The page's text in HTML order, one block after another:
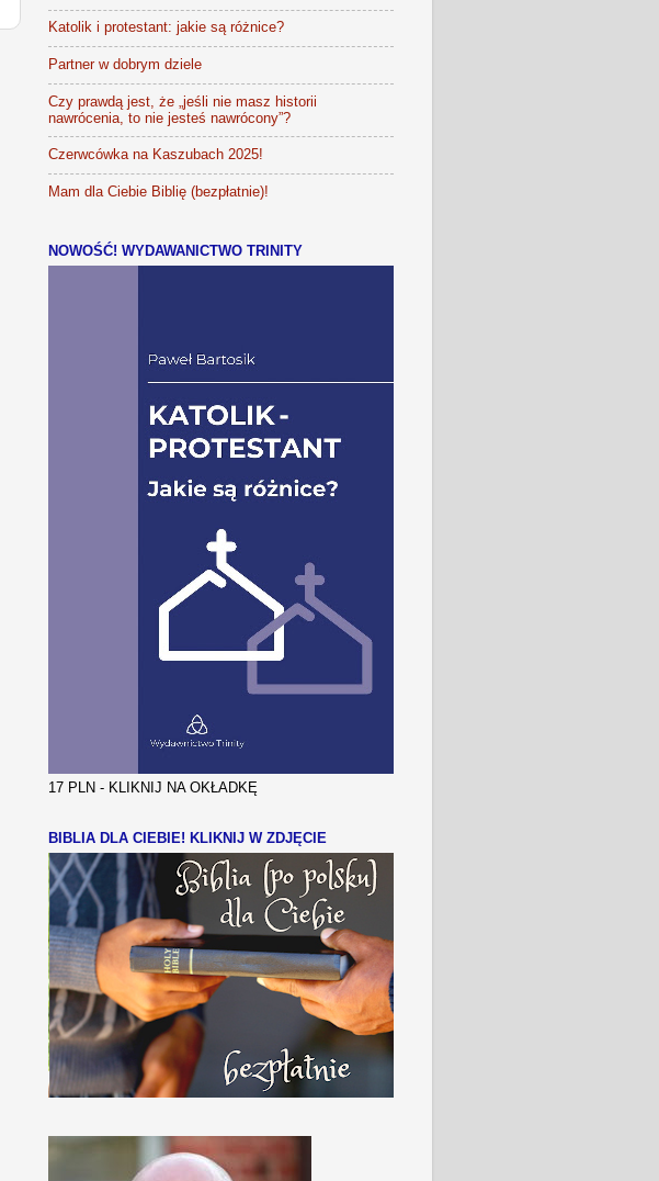
Katolik i protestant: jakie są różnice?
Partner w dobrym dziele
Czy prawdą jest, że „jeśli nie masz historii
nawrócenia, to nie jesteś nawrócony”?
Czerwcówka na Kaszubach 2025!
Mam dla Ciebie Biblię (bezpłatnie)!
NOWOŚĆ! WYDAWANICTWO TRINITY
17 PLN - KLIKNIJ NA OKŁADKĘ
BIBLIA DLA CIEBIE! KLIKNIJ W ZDJĘCIE